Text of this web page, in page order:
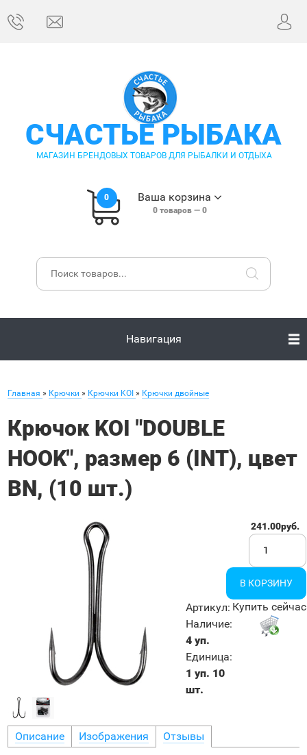
СЧАСТЬЕ РЫБАКА
МАГАЗИН БРЕНДОВЫХ ТОВАРОВ ДЛЯ РЫБАЛКИ И ОТДЫХА
0 Ваша корзина
0товаров — 0
Навигация
Главная » Крючки » Крючки KOI » Крючки двойные
Крючок KOI "DOUBLE
HOOK", размер 6 (INT), цвет
BN, (10 шт.)
241.00руб.
Артикул:
Наличие:
4 уп.
Единица:
1 уп. 10
шт.
Купить сейчас
Описание Изображения Отзывы